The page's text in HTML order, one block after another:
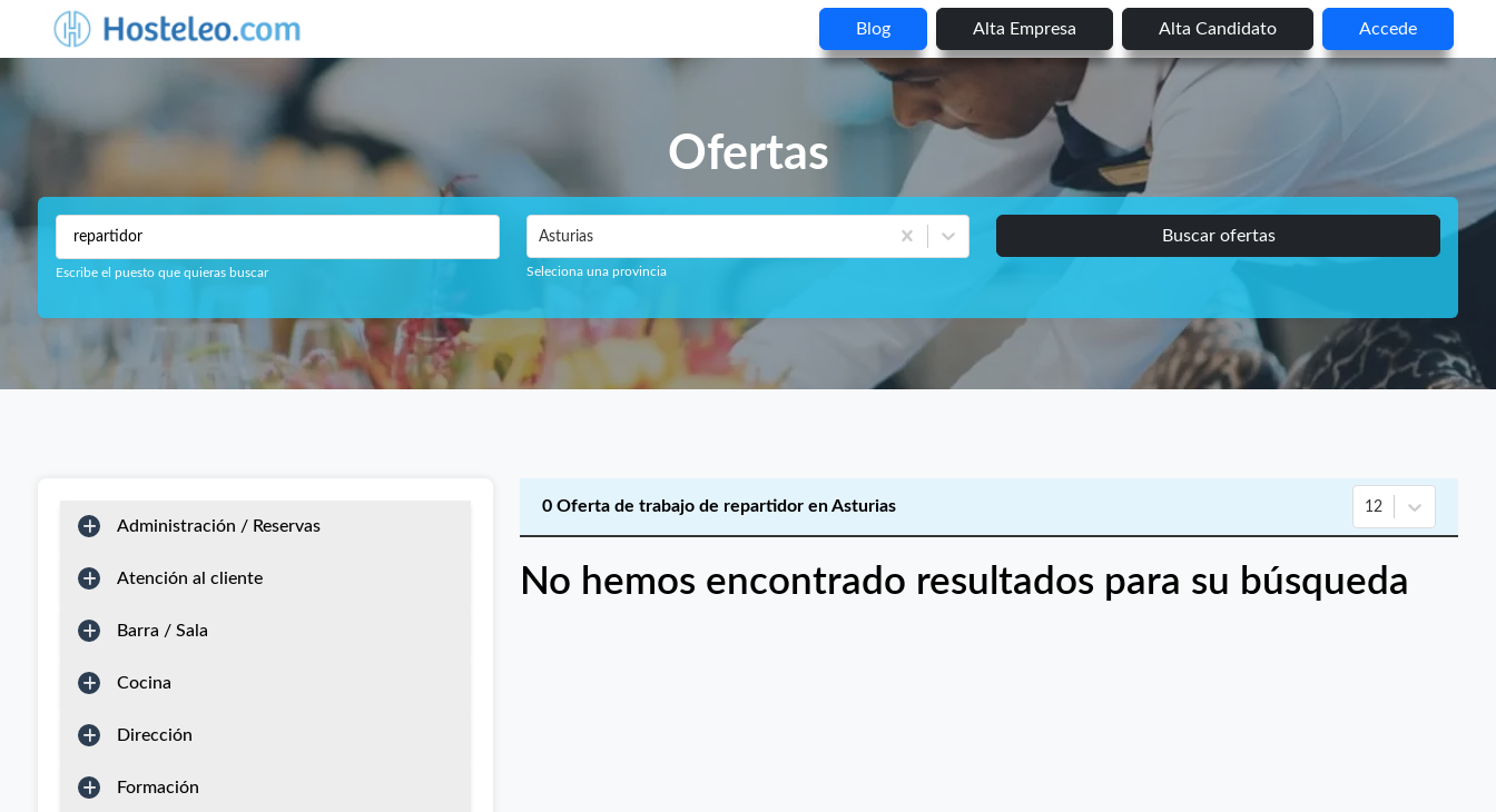
Blog Alta Empresa Alta Candidato Accede
Ofertas
Escribe el puesto que quieras buscar
Asturias
Seleciona una provincia
Buscar ofertas
Administración / Reservas
Atención al cliente
Barra / Sala
Cocina
Dirección
Formación
0 Oferta de trabajo de repartidor en Asturias 12
No hemos encontrado resultados para su búsqueda